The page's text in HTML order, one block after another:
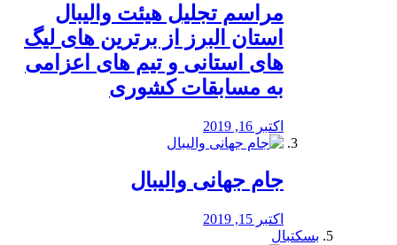
مراسم تجلیل هیئت والیبال
استان البرز از برترین های لیگ
های استانی و تیم های اعزامی
به مسابقات کشوری
اکتبر 16, 2019
جام جهانی والیبال
اکتبر 15, 2019
بسکتبال